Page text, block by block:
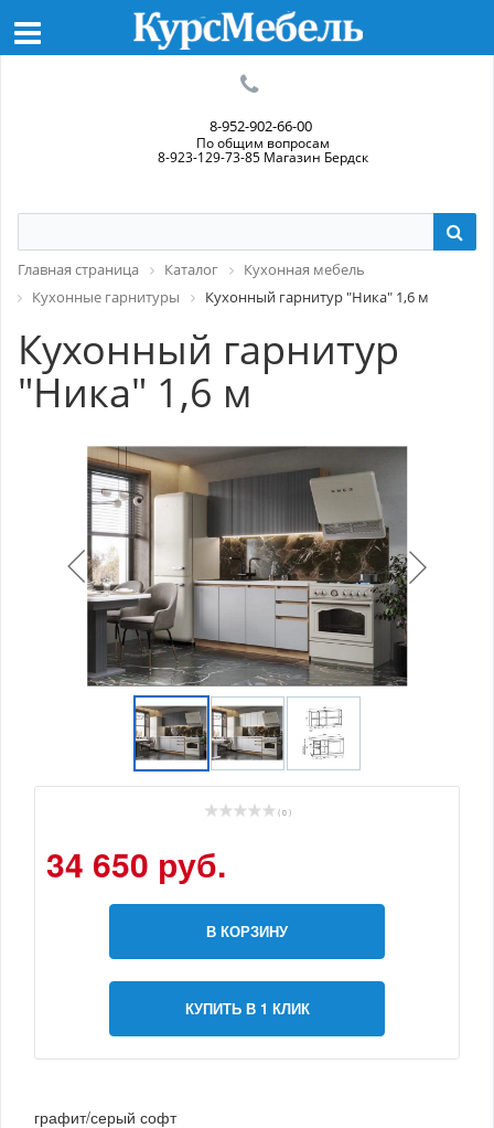
8-952-902-66-00
По общим вопросам
8-923-129-73-85 Магазин Бердск
Главная страница Каталог
Кухонная мебель
Кухонные гарнитуры
Кухонный гарнитур "Ника" 1,6 м
Кухонный гарнитур
"Ника" 1,6 м
( 0 )
34 650 руб.
В КОРЗИНУ
КУПИТЬ В 1 КЛИК
графит/серый софт